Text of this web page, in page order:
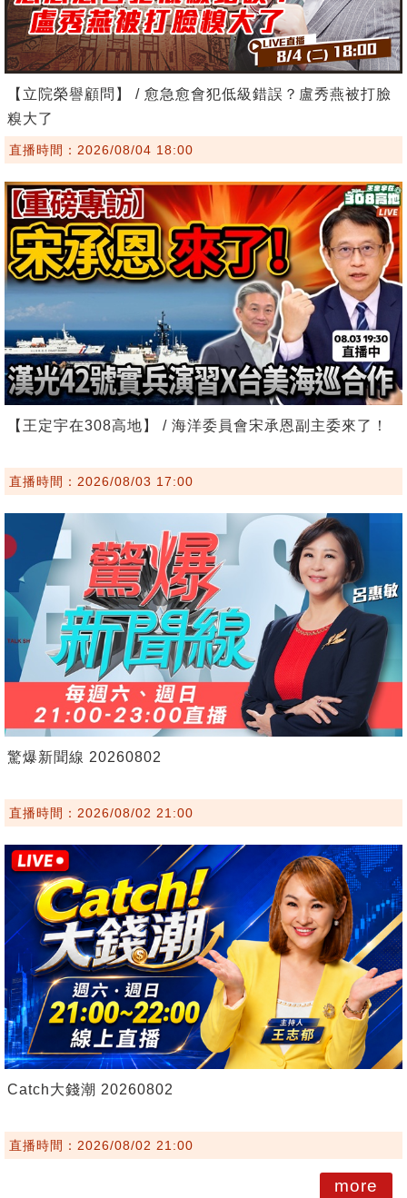
【立院榮譽顧問】 / 愈急愈會犯低級錯誤？盧秀燕被打臉
糗大了
直播時間：2026/08/04 18:00
【王定宇在308高地】 / 海洋委員會宋承恩副主委來了！
直播時間：2026/08/03 17:00
驚爆新聞線 20260802
直播時間：2026/08/02 21:00
Catch大錢潮 20260802
直播時間：2026/08/02 21:00
more